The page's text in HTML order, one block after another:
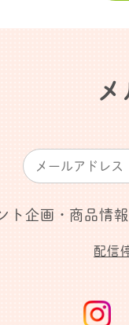
ト企画・商品情
配信